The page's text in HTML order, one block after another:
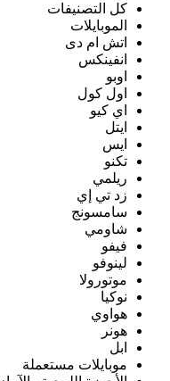
كل التصنيفات
الموبايلات
اتش ام دى
انفينكس
اوبو
اول كول
اي كيو
ايتل
ايس
تكنو
ريلمي
زد تي إي
سامسونج
شاومي
فيفو
لينوفو
موتورولا
نوكيا
هواوي
هونر
ابل
موبايلات مستعملة